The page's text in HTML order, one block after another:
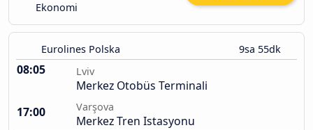
Ekonomi
Eurolines Polska 9sa 55dk
08:05 Lviv
Merkez Otobüs Terminali
17:00
Varşova
Merkez Tren Istasyonu